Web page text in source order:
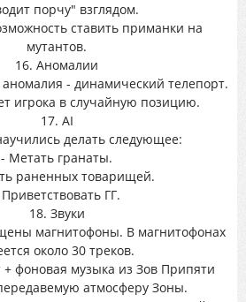
порчу" взглядом.
ставить приманки на
мутантов.
16. Аномалии
- динамический телепорт.
игрока в случайную позицию.
17. AI
делать следующее:
- Метать гранаты.
раненных товарищей.
ГГ.
18. Звуки
магнитофоны. В магнитофонах
около 30 треков.
фоновая музыка из Зов Припяти
атмосферу Зоны.